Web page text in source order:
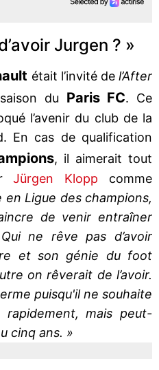
Jurgen ? »
était l’invité del’After
du Paris FC. Ce
l’avenir du club de la
En cas de qualification
, il aimerait tout
Jürgen Klopp comme
en Ligue des champions,
de venir entraîner
ne rêve pas d’avoir
et son génie du foot
on rêverait de l’avoir.
puisqu'il ne souhaite
mais peut-
cinq ans. »